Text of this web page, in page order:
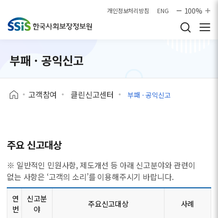
개인정보처리방침 ENG 100%
부패 · 공익신고
고객참여 클린신고센터 부패 · 공익신고
주요 신고대상
※ 일반적인 민원사항, 제도개선 등 아래 신고분야와 관련이
없는 사항은 ‘고객의 소리’를 이용해주시기 바랍니다.
연
번
신고분
야
주요신고대상 사례